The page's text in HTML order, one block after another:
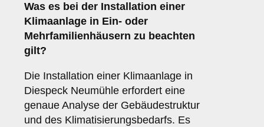
Was es bei der Installation einer
Klimaanlage in Ein- oder
Mehrfamilienhäusern zu beachten
gilt?
Die Installation einer Klimaanlage in
Diespeck Neumühle erfordert eine
genaue Analyse der Gebäudestruktur
und des Klimatisierungsbedarfs. Es